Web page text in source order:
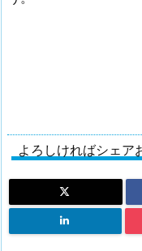
よろしければシェア